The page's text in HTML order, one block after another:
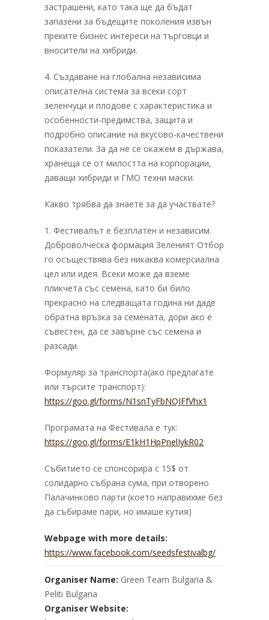
застрашени, като така ще да бъдат
запазени за бъдещите поколения извън
преките бизнес интереси на търговци и
вносители на хибриди.
4. Създаване на глобална независима
описателна система за всеки сорт
зеленчуци и плодове с характеристика и
особенности-предимства, защита и
подробно описание на вкусово-качествени
показатели. За да не се окажем в държава,
хранеща се от милостта на корпорации,
даващи хибриди и ГМО техни маски.
Какво трябва да знаете за да участвате?
1. Фестивалът е безплатен и независим.
Доброволческа формация Зеленият Отбор
го осъществява без никаква комерсиална
цел или идея. Всеки може да вземе
пликчета със семена, като би било
прекрасно на следващата година ни даде
обратна връзка за семената, дори ако е
съвестен, да се завърне със семена и
разсади.
Формуляр за транспорта(ако предлагате
или търсите транспорт):
https://goo.gl/forms/N1snTyFbNOJFfVhx1
Програмата на Фестивала е тук:
https://goo.gl/forms/E1kH1HpPnelIykR02
Събитието се спонсорира с 15$ от
солидарно събрана сума, при отворено
Палачинково парти (което направихме без
да събираме пари, но имаше кутия)
Webpage with more details:
https://www.facebook.com/seedsfestivalbg/
Organiser Name: Green Team Bulgaria &
Peliti Bulgaria
Organiser Website: